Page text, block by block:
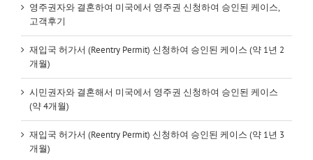
영주권자와 결혼하여 미국에서 영주권 신청하여 승인된 케이스,
고객후기
재입국 허가서 (Reentry Permit) 신청하여 승인된 케이스 (약 1년 2
개월)
시민권자와 결혼해서 미국에서 영주권 신청하여 승인된 케이스
(약 4개월)
재입국 허가서 (Reentry Permit) 신청하여 승인된 케이스 (약 1년 3
개월)